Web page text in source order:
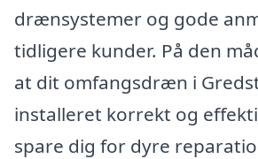
drænsystemer og gode
tidligere kunder. På den
at dit omfangsdræn i
installeret korrekt og
spare dig for dyre